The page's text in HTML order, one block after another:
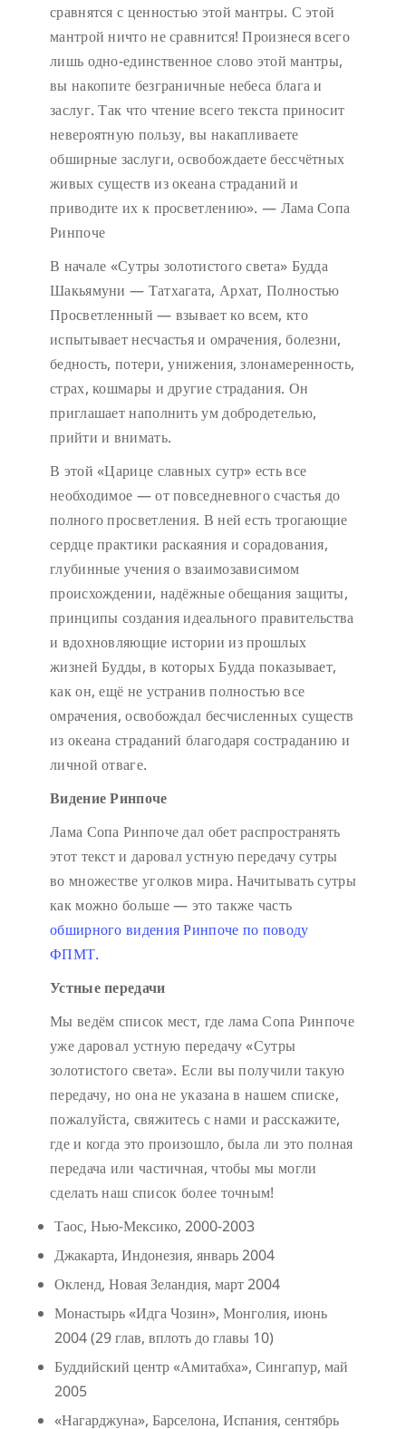
сравнятся с ценностью этой мантры. С этой
мантрой ничто не сравнится! Произнеся всего
лишь одно-единственное слово этой мантры,
вы накопите безграничные небеса блага и
заслуг. Так что чтение всего текста приносит
невероятную пользу, вы накапливаете
обширные заслуги, освобождаете бессчётных
живых существ из океана страданий и
приводите их к просветлению». — Лама Сопа
Ринпоче
В начале «Сутры золотистого света» Будда
Шакьямуни — Татхагата, Архат, Полностью
Просветленный — взывает ко всем, кто
испытывает несчастья и омрачения, болезни,
бедность, потери, унижения, злонамеренность,
страх, кошмары и другие страдания. Он
приглашает наполнить ум добродетелью,
прийти и внимать.
В этой «Царице славных сутр» есть все
необходимое — от повседневного счастья до
полного просветления. В ней есть трогающие
сердце практики раскаяния и сорадования,
глубинные учения о взаимозависимом
происхождении, надёжные обещания защиты,
принципы создания идеального правительства
и вдохновляющие истории из прошлых
жизней Будды, в которых Будда показывает,
как он, ещё не устранив полностью все
омрачения, освобождал бесчисленных существ
из океана страданий благодаря состраданию и
личной отваге.
Видение Ринпоче
Лама Сопа Ринпоче дал обет распространять
этот текст и даровал устную передачу сутры
во множестве уголков мира. Начитывать сутры
как можно больше — это также часть
обширного видения Ринпоче по поводу
ФПМТ.
Устные передачи
Мы ведём список мест, где лама Сопа Ринпоче
уже даровал устную передачу «Сутры
золотистого света». Если вы получили такую
передачу, но она не указана в нашем списке,
пожалуйста, свяжитесь с нами и расскажите,
где и когда это произошло, была ли это полная
передача или частичная, чтобы мы могли
сделать наш список более точным!
Таос, Нью-Мексико, 2000-2003
Джакарта, Индонезия, январь 2004
Окленд, Новая Зеландия, март 2004
Монастырь «Идга Чозин», Монголия, июнь
2004 (29 глав, вплоть до главы 10)
Буддийский центр «Амитабха», Сингапур, май
2005
«Нагарджуна», Барселона, Испания, сентябрь